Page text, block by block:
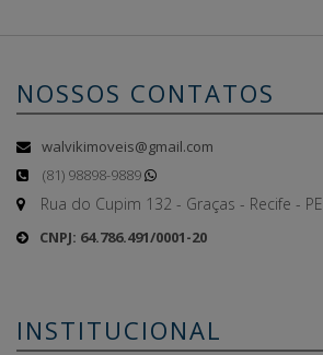
NOSSOS CONTATOS
walvikimoveis@gmail.com
(81) 98898-9889
Rua do Cupim 132 - Graças - Recife - PE
CNPJ: 64.786.491/0001-20
INSTITUCIONAL